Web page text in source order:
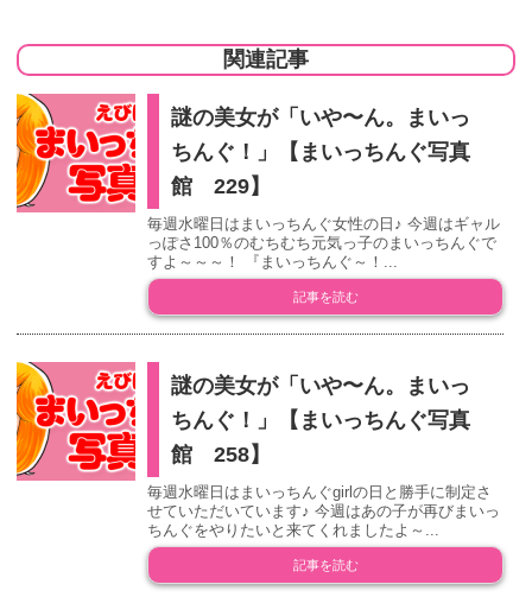
関連記事
謎の美女が「いや〜ん。まいっ
ちんぐ！」【まいっちんぐ写真
館 229】
毎週水曜日はまいっちんぐ女性の日♪ 今週はギャル
っぽさ100％のむちむち元気っ子のまいっちんぐで
すよ～～～！ 『まいっちんぐ～！...
記事を読む
謎の美女が「いや〜ん。まいっ
ちんぐ！」【まいっちんぐ写真
館 258】
毎週水曜日はまいっちんぐgirlの日と勝手に制定さ
せていただいています♪ 今週はあの子が再びまいっ
ちんぐをやりたいと来てくれましたよ～...
記事を読む